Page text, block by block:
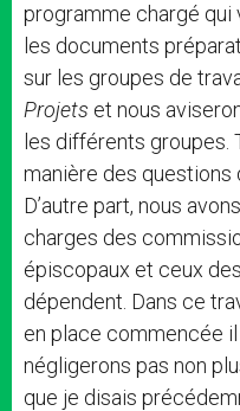
programme chargé qui
les documents
sur les groupes de
Projets et nous
les différents groupes.
manière des questions
D’autre part, nous
charges des
épiscopaux et ceux
dépendent. Dans ce
en place commencée
négligerons pas non
que je disais